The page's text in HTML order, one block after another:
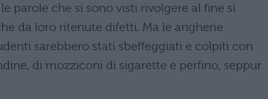
parole che si sono visti rivolgere al fine si
da loro ritenute difetti. Ma le angherie
sarebbero stati sbeffeggiati e colpiti con
di mozziconi di sigarette e perfino, seppur